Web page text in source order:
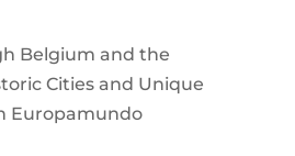
Belgium and the
Cities and Unique
Europamundo